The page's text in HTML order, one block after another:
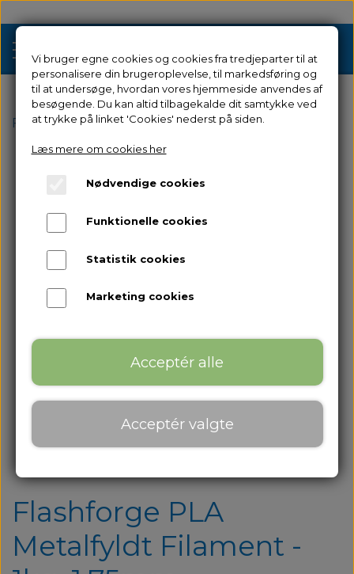
Tilbud
3D Printere
Filament 3D Printere
Industriel 3D Printere
Resin 3D Printere
Brugt/Demo
Om os
Om os
Kontakt
Forside Filamenter & Resin Filamenter
Flashforge PLA
Metalfyldt Filament -
Vi bruger egne cookies og cookies fra tredjeparter til at
personalisere din brugeroplevelse, til markedsføring og
til at undersøge, hvordan vores hjemmeside anvendes af
besøgende. Du kan altid tilbagekalde dit samtykke ved
at trykke på linket 'Cookies' nederst på siden.
Læs mere om cookies her
Nødvendige cookies
Funktionelle cookies
Statistik cookies
Marketing cookies
Acceptér alle
Acceptér valgte